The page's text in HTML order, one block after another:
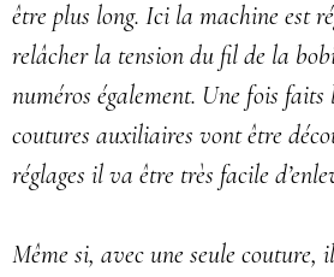
être plus long. Ici la machine est
relâcher la tension du fil de la
numéros également. Une fois faits
coutures auxiliaires vont être
réglages il va être très facile
Même si, avec une seule couture,